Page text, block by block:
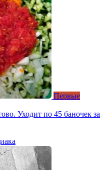
Первые
Уходит по 45 баночек за